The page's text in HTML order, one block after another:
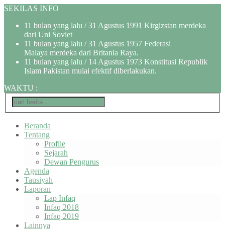
SEKILAS INFO
11 bulan yang lalu / 31 Agustus 1991 Kirgizstan merdeka
dari Uni Soviet
11 bulan yang lalu / 31 Agustus 1957 Federasi
Malaya merdeka dari Britania Raya.
11 bulan yang lalu / 14 Agustus 1973 Konstitusi Republik
Islam Pakistan mulai efektif diberlakukan.
WAKTU :
Beranda
Tentang
Profile
Sejarah
Dewan Pengurus
Agenda
Tausiyah
Laporan
Lap Infaq
Infaq 2018
Infaq 2019
Lainnya